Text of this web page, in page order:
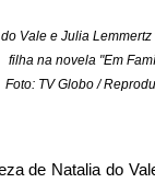
Vale e Julia Lemmertz
filha na novela "Em
Foto: TV Globo /
de Natalia do